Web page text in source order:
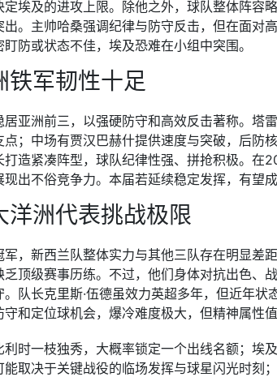
定埃及的进攻上限。除他之外，球队整体阵容
出。主帅哈桑强调纪律与防守反击，但在面对
防或状态不佳，埃及恐难在小组中突围。
铁军韧性十足
居亚洲前三，以强硬防守和高效反击著称。塔
点；中场有贾汉巴赫什提供速度与突破，后防
打造紧凑阵型，球队纪律性强、拼抢积极。在
出不俗竞争力。本届若延续稳定发挥，有望成
洋洲代表挑战极限
军，新西兰队整体实力与其他三队存在明显差
乏顶级赛事历练。不过，他们身体对抗出色、
。队长克里斯·伍德虽效力英超多年，但近年
和定位球机会，爆冷难度极大，但精神属性值
利时一枝独秀，大概率锁定一个出线名额；埃
能取决于关键战役的临场发挥与球星闪光时刻